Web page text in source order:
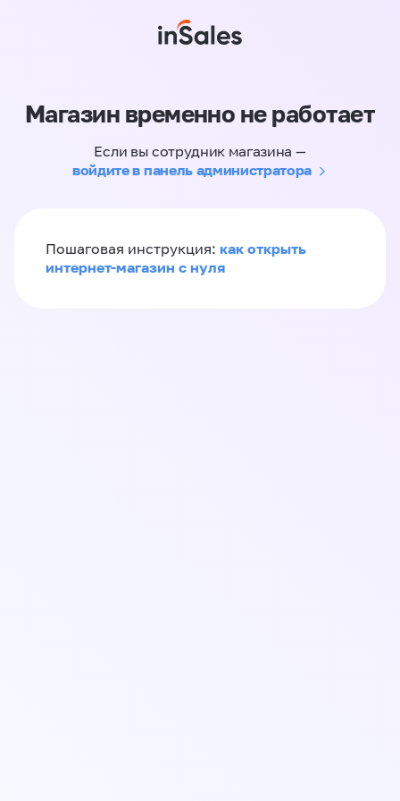
Магазин временно не работает
Если вы сотрудник магазина —
войдите в панель администратора
Пошаговая инструкция: как открыть
интернет-магазин с нуля